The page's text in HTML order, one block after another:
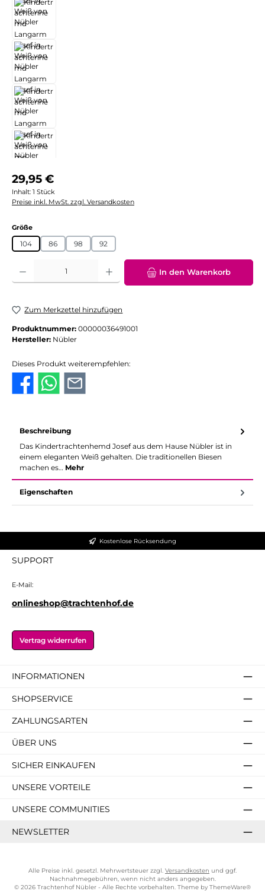
Regulärer Preis:
29,95 €
Inhalt: 1 Stück
Preise inkl. MwSt. zzgl. Versandkosten
Größeauswählen
104 86 98 92
Produkt Anzahl: Gib den gewünschten Wert ein oder benutze die
In den Warenkorb
Zum Merkzettel hinzufügen
Produktnummer: 00000036491001
Hersteller: Nübler
Dieses Produkt weiterempfehlen:
Beschreibung
Das Kindertrachtenhemd Josef aus dem Hause Nübler ist in
einem eleganten Weiß gehalten. Die traditionellen Biesen
machen es… Mehr
Eigenschaften
Kostenlose Rücksendung
SUPPORT
E-Mail:
onlineshop@trachtenhof.de
Vertrag widerrufen
INFORMATIONEN
SHOPSERVICE
ZAHLUNGSARTEN
ÜBER UNS
SICHER EINKAUFEN
UNSERE VORTEILE
UNSERE COMMUNITIES
NEWSLETTER
Alle Preise inkl. gesetzl. Mehrwertsteuer zzgl. Versandkosten und ggf.
Nachnahmegebühren, wenn nicht anders angegeben.
© 2026 Trachtenhof Nübler - Alle Rechte vorbehalten. Theme by ThemeWare®